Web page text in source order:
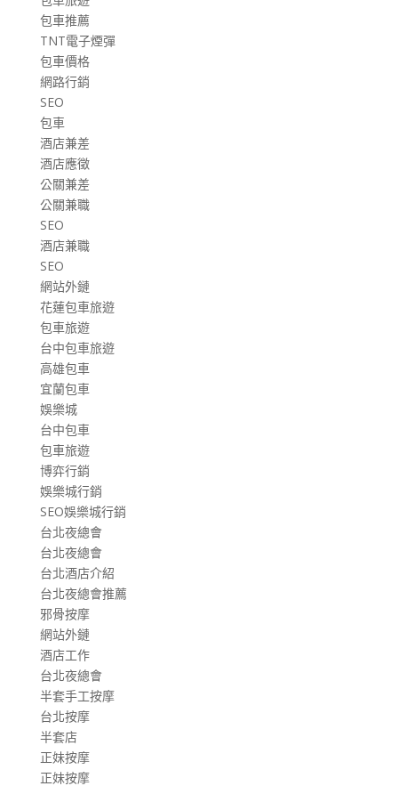
包車推薦
TNT電子煙彈
包車價格
網路行銷
SEO
包車
酒店兼差
酒店應徵
公關兼差
公關兼職
SEO
酒店兼職
SEO
網站外鏈
花蓮包車旅遊
包車旅遊
台中包車旅遊
高雄包車
宜蘭包車
娛樂城
台中包車
包車旅遊
博弈行銷
娛樂城行銷
SEO娛樂城行銷
台北夜總會
台北夜總會
台北酒店介紹
台北夜總會推薦
邪骨按摩
網站外鏈
酒店工作
台北夜總會
半套手工按摩
台北按摩
半套店
正妹按摩
正妹按摩